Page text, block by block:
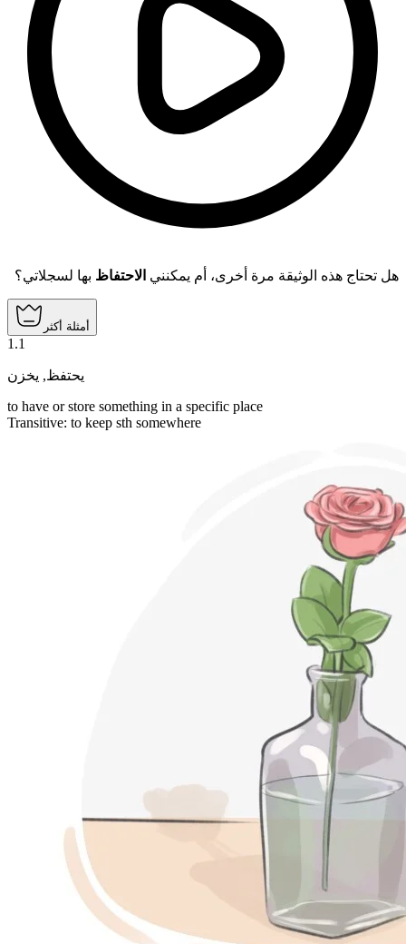
هل تحتاج هذه الوثيقة مرة أخرى، أم يمكنني الاحتفاظ بها لسجلاتي؟
أمثلة أكثر
1 .1
يحتفظ, يخزن
to have or store something in a specific place
Transitive: to keep sth somewhere